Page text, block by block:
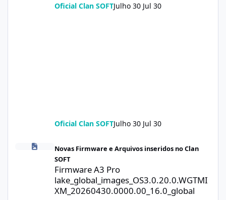
Oficial Clan SOFTJulho 30 Jul 30
Oficial Clan SOFTJulho 30 Jul 30
Novas Firmware e Arquivos inseridos no Clan
SOFT
Firmware A3 Pro
lake_global_images_OS3.0.20.0.WGTMI
XM_20260430.0000.00_16.0_global